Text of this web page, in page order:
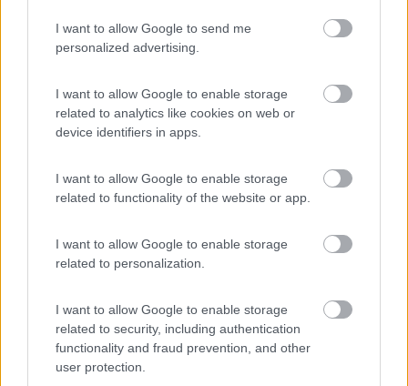
I want to allow Google to send me
personalized advertising.
I want to allow Google to enable storage
related to analytics like cookies on web or
device identifiers in apps.
I want to allow Google to enable storage
related to functionality of the website or app.
I want to allow Google to enable storage
related to personalization.
I want to allow Google to enable storage
related to security, including authentication
functionality and fraud prevention, and other
user protection.
Grazie per i consigli!
Come pensavamo / temevamo la soluzione più funzionale e
L'idea dell'inverter e delle batterie è interessante e ne voglio
parlare con ilio compagno, magari riusciamo a trovarle in buono
424
alle:12:04:45
In risposta al messaggio digiadamicdel03/08/2019 15:41:31
Ciao a tutti, con il mio compagno, vorremo acquistare un asciugacapelli
un vero problema. Abbiamo già provato gli asciugacapelli a 12v ma non
...
Io metto la stufa al massimo, su una bocchetta collego un tubo